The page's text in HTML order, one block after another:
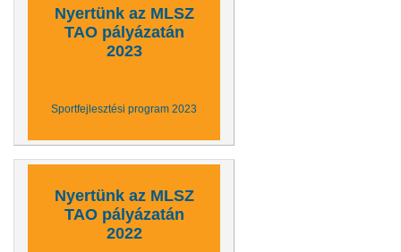
Nyertünk az MLSZ
TAO pályázatán
2023
Sportfejlesztési program 2023
Nyertünk az MLSZ
TAO pályázatán
2022